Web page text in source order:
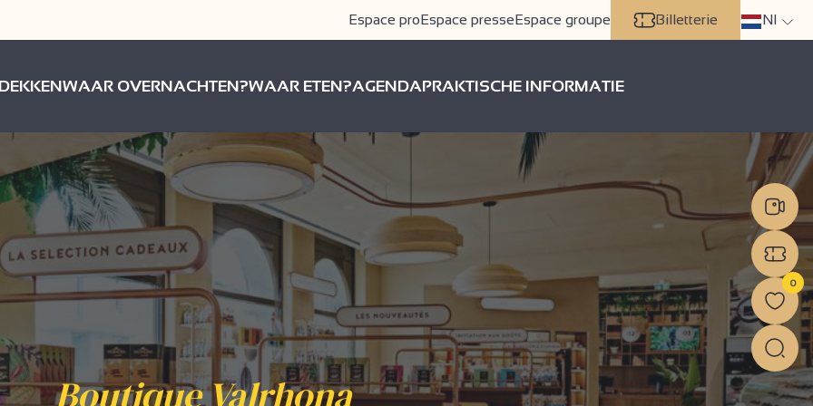
Espace proEspace presseEspace groupe Billetterie Nl
WAAR OVERNACHTEN?WAAR ETEN?AGENDAPRAKTISCHE INFORMATIE
Boutique Valrhona
0